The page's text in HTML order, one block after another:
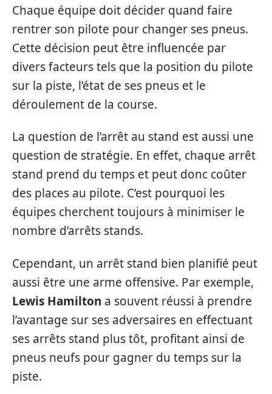
Chaque équipe doit décider quand faire
rentrer son pilote pour changer ses pneus.
Cette décision peut être influencée par
divers facteurs tels que la position du pilote
sur la piste, l’état de ses pneus et le
déroulement de la course.
La question de l’arrêt au stand est aussi une
question de stratégie. En effet, chaque arrêt
stand prend du temps et peut donc coûter
des places au pilote. C’est pourquoi les
équipes cherchent toujours à minimiser le
nombre d’arrêts stands.
Cependant, un arrêt stand bien planifié peut
aussi être une arme offensive. Par exemple,
Lewis Hamilton a souvent réussi à prendre
l’avantage sur ses adversaires en effectuant
ses arrêts stand plus tôt, profitant ainsi de
pneus neufs pour gagner du temps sur la
piste.